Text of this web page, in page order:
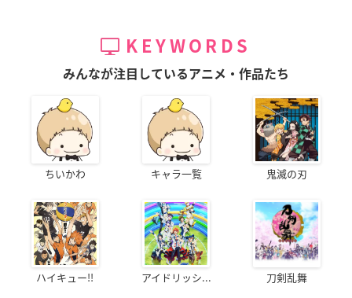
KEYWORDS
みんなが注目しているアニメ・作品たち
ちいかわ キャラ一覧 鬼滅の刃
ハイキュー!! アイドリッシ... 刀剣乱舞